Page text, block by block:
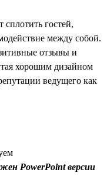
сплотить гостей,
между собой.
отзывы и
хорошим дизайном
ведущего как
PowerPoint версии